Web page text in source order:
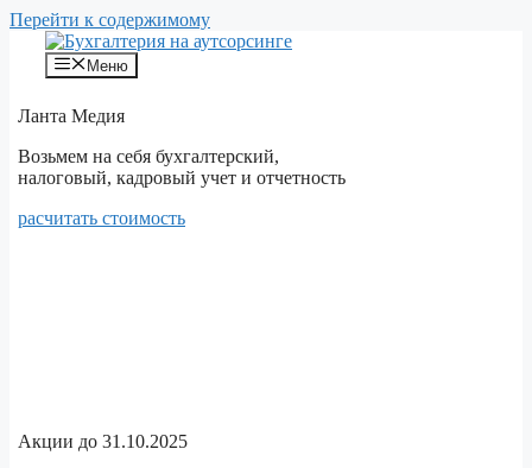
Перейти к содержимому
Меню
Ланта Медия
Возьмем на себя бухгалтерский,
налоговый, кадровый учет и отчетность
расчитать стоимость
Акции до 31.10.2025